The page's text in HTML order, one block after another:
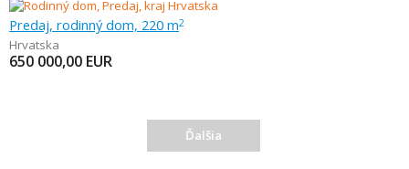
Predaj, rodinný dom, 220 m2
Hrvatska
650 000,00 EUR
Ďalšia